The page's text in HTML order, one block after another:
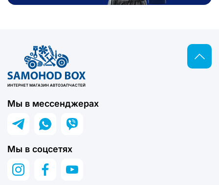
ИНТЕРНЕТ МАГАЗИН АВТОЗАПЧАСТЕЙ
Мы в мессенджерах
Мы в соцсетях